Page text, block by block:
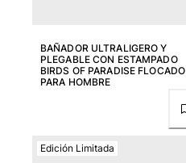
BAÑADOR ULTRALIGERO Y
PLEGABLE CON ESTAMPADO
BIRDS OF PARADISE FLOCADO
PARA HOMBRE
Edición Limitada